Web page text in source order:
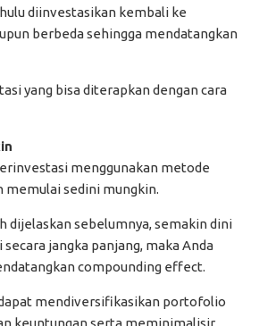
diinvestasikan kembali ke
berbeda sehingga mendatangkan
yang bisa diterapkan dengan cara
menggunakan metode
memulai sedini mungkin.
dijelaskan sebelumnya, semakin dini
jangka panjang, maka Anda
compounding effect.
mendiversifikasikan portofolio